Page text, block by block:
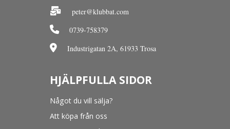
peter@klubbat.com
0739-758379
Industrigatan 2A, 61933 Trosa
HJÄLPFULLA SIDOR
Något du vill sälja?
Att köpa från oss